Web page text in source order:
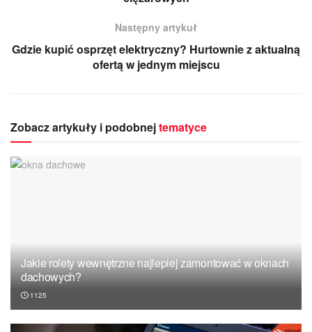
Następny artykuł
Gdzie kupić osprzęt elektryczny? Hurtownie z aktualną
ofertą w jednym miejscu
Zobacz artykuły i podobnejtematyce
Jakie rolety wewnętrzne najlepiej zamontować w oknach
dachowych?
1125